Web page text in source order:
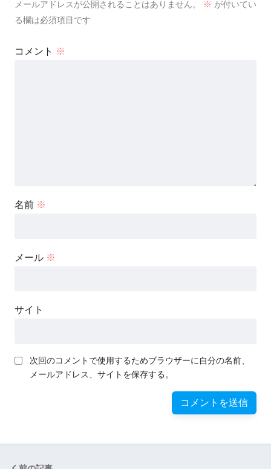
メールアドレスが公開されることはありません。 ※ が付いてい
る欄は必須項目です
コメント ※
名前 ※
メール ※
サイト
次回のコメントで使用するためブラウザーに自分の名前、
メールアドレス、サイトを保存する。